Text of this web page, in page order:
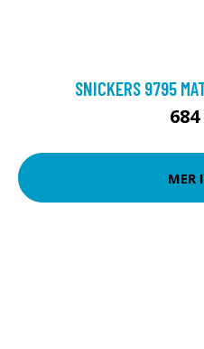
SNICKERS 9795
684
MER